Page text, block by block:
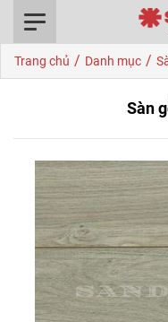
Trang chủ / Danh mục /
Sàn